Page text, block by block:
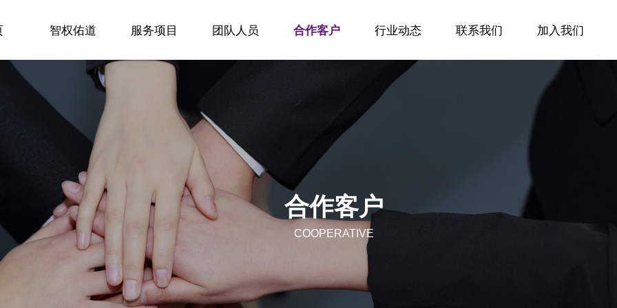
智权佑道
智权佑道
服务项目
服务项目
团队人员 合作客户 行业动态
行业动态
联系我们 加入我们
加入我们
合作客户
COOPERATIVE